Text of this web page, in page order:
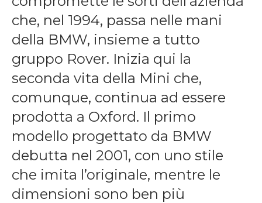
che, nel 1994, passa nelle mani
della BMW, insieme a tutto
gruppo Rover. Inizia qui la
seconda vita della Mini che,
comunque, continua ad essere
prodotta a Oxford. Il primo
modello progettato da BMW
debutta nel 2001, con uno stile
che imita l’originale, mentre le
dimensioni sono ben più